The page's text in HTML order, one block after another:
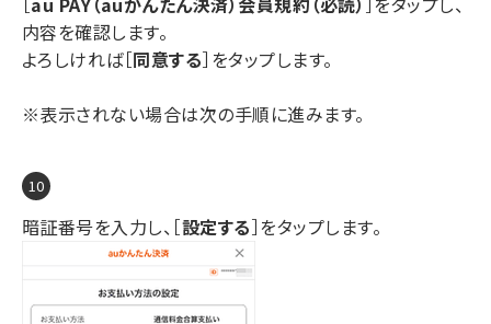
内容を確認します。
よろしければ［同意する］をタップします。
※表示されない場合は次の手順に進みます。
暗証番号を入力し、［設定する］をタップします。